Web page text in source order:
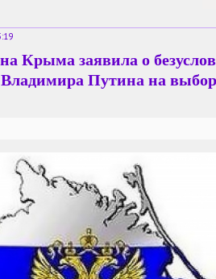
Крыма заявила о
Путина на